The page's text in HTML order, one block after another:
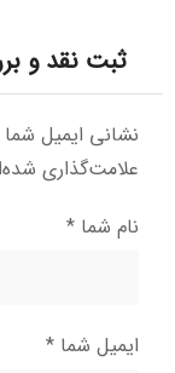
ثبت نقد و
نشانی ایمیل
علامت‌گذاری
نام شما *
ایمیل شما *